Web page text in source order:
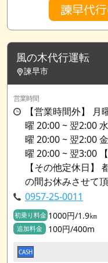
諫早代
風の木代行運転
諫早市
営業時間
【営業時間外】 月
曜 20:00 ~ 翌2:00
曜 20:00 ~ 翌2:00
曜 20:00 ~ 翌3:00
【その他定休日】
の間お休みさせて
0957-25-0011
初乗り料金 1000円/1.9㎞
追加料金 100円/400m
CASH